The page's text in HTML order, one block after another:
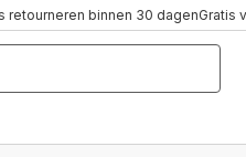
retourneren binnen 30 dagenGratis